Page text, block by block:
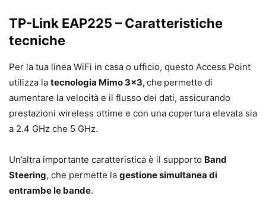
TP-Link EAP225 – Caratteristiche
tecniche
Per la tua linea WiFi in casa o ufficio, questo Access Point
utilizza la tecnologia Mimo 3×3,che permette di
aumentare la velocità e il flusso dei dati, assicurando
prestazioni wireless ottime e con una copertura elevata sia
a 2.4 GHz che 5 GHz.
Un’altra importante caratteristica è il supporto Band
Steering, che permette la gestione simultanea di
entrambe le bande.